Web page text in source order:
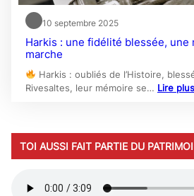
10 septembre 2025
Harkis : une fidélité blessée, une
marche
Harkis : oubliés de l’Histoire,
Rivesaltes, leur mémoire se… Lire plus
TOI AUSSI FAIT PARTIE DU